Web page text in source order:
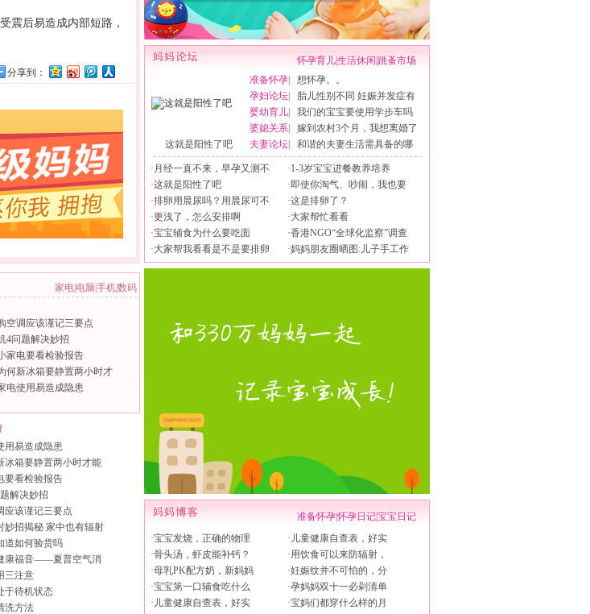
后易造成内部短路，
分享到：
家电 电脑 手机数码
空调应该谨记三要点
4问题解决妙招
家电要看检验报告
何新冰箱要静置两小时才
电使用易造成隐患
用易造成隐患
冰箱要静置两小时才能
要看检验报告
解决妙招
应该谨记三要点
妙招揭秘 家中也有辐射
道如何验货吗
康福音——夏普空气消
三注意
于待机状态
洗方法
怀孕育儿|生活休闲 跳蚤市场
这就是阳性了吧
准备怀孕
孕妇论坛
婴幼育儿
婆媳关系
夫妻论坛
想怀孕。。
胎儿性别不同 妊娠并发症有
我们的宝宝要使用学步车吗
嫁到农村3个月，我想离婚了
和谐的夫妻生活需具备的哪
· 月经一直不来，早孕又测不
·这就是阳性了吧
·排卵用晨尿吗？用晨尿可不
·更浅了，怎么安排啊
·宝宝辅食为什么要吃面
·大家帮我看看是不是要排卵
·1-3岁宝宝进餐教养培养
·即使你淘气、吵闹，我也要
·这是排卵了？
·大家帮忙看看
·香港NGO“全球化监察”调查
·妈妈朋友圈晒图:儿子手工作
准备怀孕|怀孕日记|宝宝日记
·宝宝发烧，正确的物理
·骨头汤，虾皮能补钙？
·母乳PK配方奶，新妈妈
·宝宝第一口辅食吃什么
· 儿童健康自查表，好实
· 儿童健康自查表，好实
·用饮食可以来防辐射，
·妊娠纹并不可怕的，分
·孕妈妈双十一必剁清单
·宝妈们都穿什么样的月